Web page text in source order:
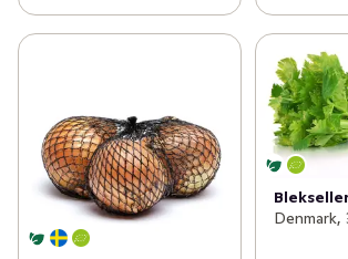
Denmark,